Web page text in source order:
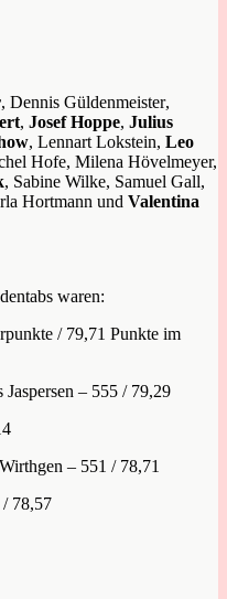
, Dennis Güldenmeister,
, Josef Hoppe, Julius
, Lennart Lokstein, Leo
Hofe, Milena Hövelmeyer,
, Sabine Wilke, Samuel Gall,
Hortmann und Valentina
waren:
/ 79,71 Punkte im
– 555 / 79,29
– 551 / 78,71
78,57